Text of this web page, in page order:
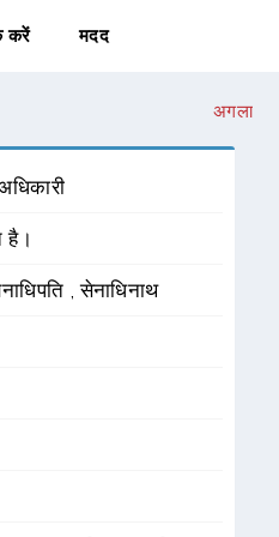
करें मदद
अगला
है।
,सेनाधिनाथ